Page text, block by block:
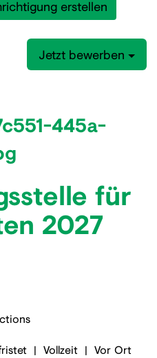
erstellen
Jetzt bewerben
445a-
für
2027
| Vollzeit | Vor Ort​